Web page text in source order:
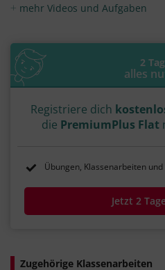
mehr Videos und Aufgaben
2
alles
Registriere dich
die PremiumPlus Flat
Übungen, Klassenarbeiten
Jetzt 2
Zugehörige Klassenarbeiten